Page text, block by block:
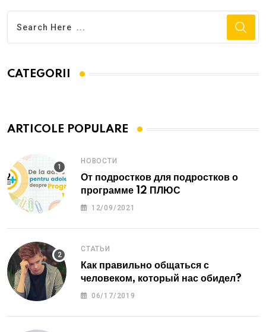
CATEGORII
ARTICOLE POPULARE
НОВОСТИ
От подростков для подростков о
программе 12 ПЛЮС
12/09/2021
СТАТЬИ
Как правильно общаться с
человеком, который нас обидел?
06/17/2019